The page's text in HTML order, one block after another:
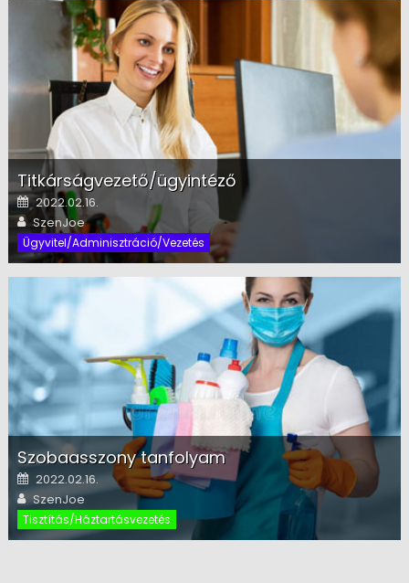
Titkárságvezető/ügyintéző
Posted on
2022.02.16.
Author
SzenJoe
Ügyvitel/Adminisztráció/Vezetés
Szobaasszony tanfolyam
Posted on
2022.02.16.
Author
SzenJoe
Tisztítás/Háztartásvezetés